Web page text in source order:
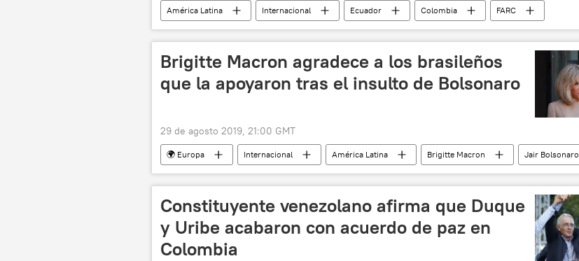
América Latina Internacional Ecuador Colombia
FARC
Lenín Moreno
Una facción de las FARC retoma la lucha armada noticias
Brigitte Macron agradece a los brasileños
que la apoyaron tras el insulto de Bolsonaro
29 de agosto 2019, 21:00 GMT
🌍 Europa Internacional América Latina Brigitte Macron
Jair Bolsonaro
Brasil
Francia noticias
Constituyente venezolano afirma que Duque
y Uribe acabaron con acuerdo de paz en
Colombia